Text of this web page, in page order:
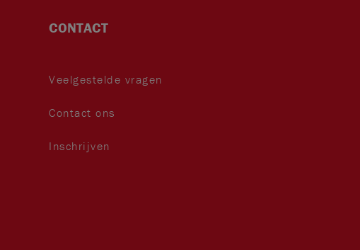
CONTACT
Veelgestelde vragen
Contact ons
Inschrijven